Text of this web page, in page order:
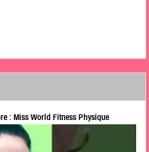
: Miss World Fitness Physique